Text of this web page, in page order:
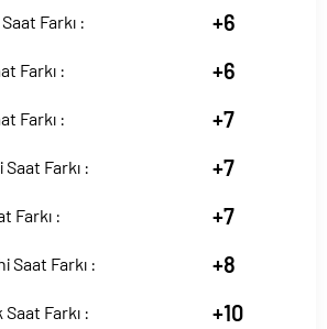
Farkı : +6
Farkı : +6
Farkı : +7
Farkı : +7
Farkı : +7
Saat Farkı : +8
Farkı : +10